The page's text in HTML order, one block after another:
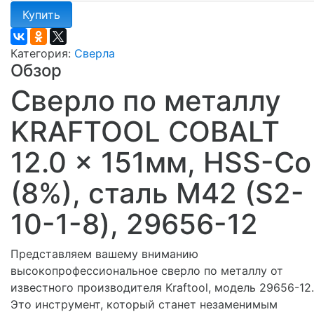
Купить
Категория: Сверла
Обзор
Сверло по металлу
KRAFTOOL COBALT
12.0 x 151мм, HSS-Co
(8%), сталь М42 (S2-
10-1-8), 29656-12
Представляем вашему вниманию
высокопрофессиональное сверло по металлу от
известного производителя Kraftool, модель 29656-12.
Это инструмент, который станет незаменимым